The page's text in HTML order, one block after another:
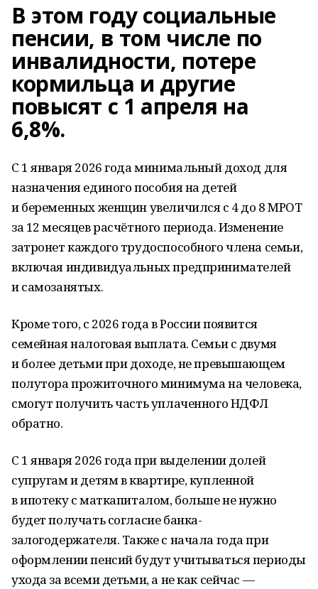
В этом году социальные
пенсии, в том числе по
инвалидности, потере
кормильца и другие
повысят с 1 апреля на
6,8%.
С 1 января 2026 года минимальный доход для
назначения единого пособия на детей
и беременных женщин увеличился с 4 до 8 МРОТ
за 12 месяцев расчётного периода. Изменение
затронет каждого трудоспособного члена семьи,
включая индивидуальных предпринимателей
и самозанятых.
Кроме того, с 2026 года в России появится
семейная налоговая выплата. Семьи с двумя
и более детьми при доходе, не превышающем
полутора прожиточного минимума на человека,
смогут получить часть уплаченного НДФЛ
обратно.
С 1 января 2026 года при выделении долей
супругам и детям в квартире, купленной
в ипотеку с маткапиталом, больше не нужно
будет получать согласие банка-
залогодержателя. Также с начала года при
оформлении пенсий будут учитываться периоды
ухода за всеми детьми, а не как сейчас —